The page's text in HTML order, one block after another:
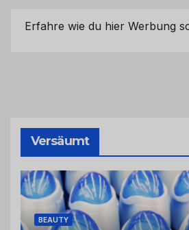
Erfahre wie du hier Werbung
Versäumt
BEAUTY